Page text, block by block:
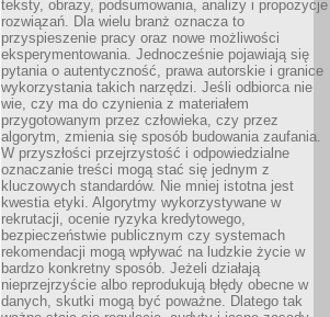
teksty, obrazy, podsumowania, analizy i propozycje
rozwiązań. Dla wielu branż oznacza to
przyspieszenie pracy oraz nowe możliwości
eksperymentowania. Jednocześnie pojawiają się
pytania o autentyczność, prawa autorskie i granice
wykorzystania takich narzędzi. Jeśli odbiorca nie
wie, czy ma do czynienia z materiałem
przygotowanym przez człowieka, czy przez
algorytm, zmienia się sposób budowania zaufania.
W przyszłości przejrzystość i odpowiedzialne
oznaczanie treści mogą stać się jednym z
kluczowych standardów. Nie mniej istotna jest
kwestia etyki. Algorytmy wykorzystywane w
rekrutacji, ocenie ryzyka kredytowego,
bezpieczeństwie publicznym czy systemach
rekomendacji mogą wpływać na ludzkie życie w
bardzo konkretny sposób. Jeżeli działają
nieprzejrzyście albo reprodukują błędy obecne w
danych, skutki mogą być poważne. Dlatego tak